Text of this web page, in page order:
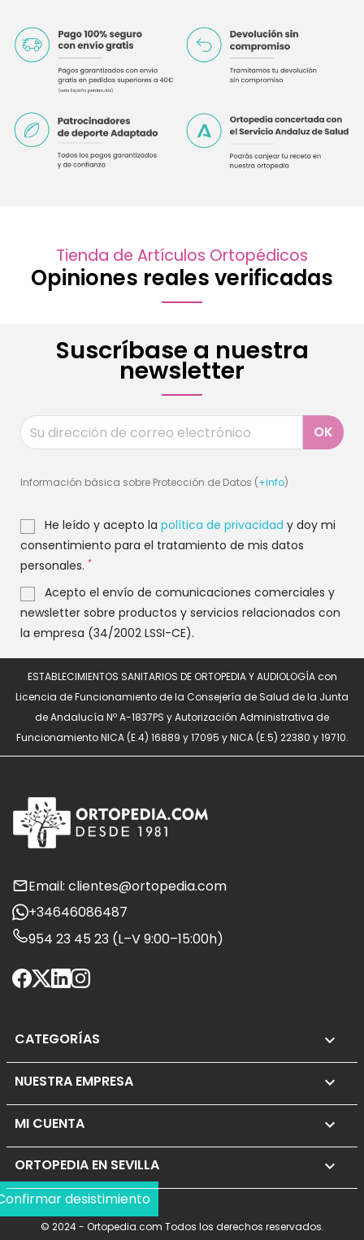
Tienda de Artículos Ortopédicos
Opiniones reales verificadas
Suscríbase a nuestra
newsletter
Información básica sobre Protección de Datos (+info)
He leído y acepto la política de privacidad y doy mi
consentimiento para el tratamiento de mis datos
personales. *
Acepto el envío de comunicaciones comerciales y
newsletter sobre productos y servicios relacionados con
la empresa (34/2002 LSSI-CE).
ESTABLECIMIENTOS SANITARIOS DE ORTOPEDIA Y AUDIOLOGÍA con
Licencia de Funcionamiento de la Consejería de Salud de la Junta
de Andalucía Nº A-1837PS y Autorización Administrativa de
Funcionamiento NICA (E.4) 16889 y 17095 y NICA (E.5) 22380 y 19710.
Email: clientes@ortopedia.com
+34646086487
954 23 45 23 (L–V 9:00–15:00h)
CATEGORÍAS 
NUESTRA EMPRESA 
MI CUENTA 
ORTOPEDIA EN SEVILLA keyboard_arrow_down
desistimiento
© 2024 - Ortopedia.com Todos los derechos reservados.